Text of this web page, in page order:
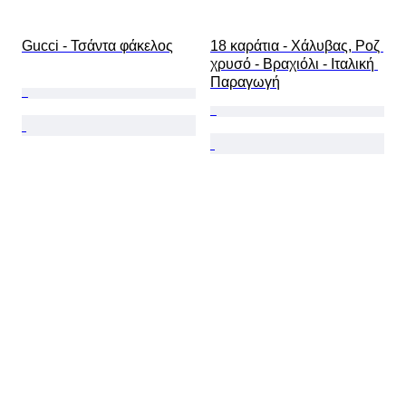
Gucci - Τσάντα φάκελος
18 καράτια - Χάλυβας, Ροζ
χρυσό - Βραχιόλι - Ιταλική
Παραγωγή